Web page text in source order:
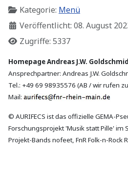
Kategorie: Menü
Veröffentlicht: 08. August
Zugriffe: 5337
Homepage Andreas J.W.
Ansprechpartner: Andreas J.W.
Tel.: +49 69 98935576 (AB / wir rufen
Mail:
© AURIFECS ist das offizielle GEMA-
Forschungsprojekt 'Musik statt Pille' im
Projekt-Bands nofeet, FnR Folk-n-Rock